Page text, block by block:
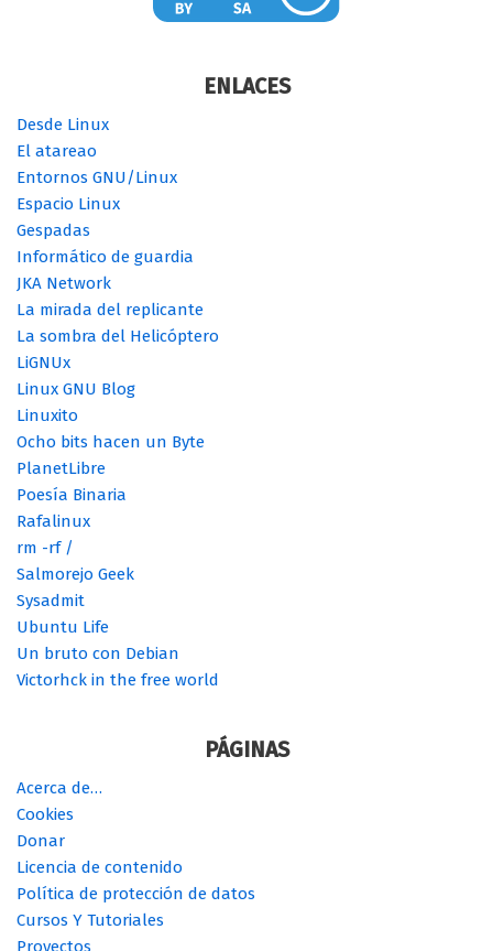
ENLACES
Desde Linux
El atareao
Entornos GNU/Linux
Espacio Linux
Gespadas
Informático de guardia
JKA Network
La mirada del replicante
La sombra del Helicóptero
LiGNUx
Linux GNU Blog
Linuxito
Ocho bits hacen un Byte
PlanetLibre
Poesía Binaria
Rafalinux
rm -rf /
Salmorejo Geek
Sysadmit
Ubuntu Life
Un bruto con Debian
Victorhck in the free world
PÁGINAS
Acerca de…
Cookies
Donar
Licencia de contenido
Política de protección de datos
Cursos Y Tutoriales
Proyectos